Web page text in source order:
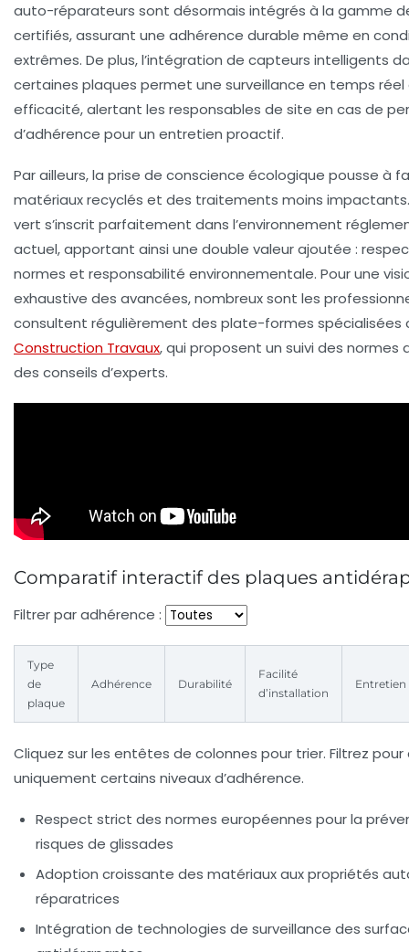
auto-réparateurs sont désormais intégrés à la gamme
certifiés, assurant une adhérence durable même en
extrêmes. De plus, l’intégration de capteurs intelligents
certaines plaques permet une surveillance en temps réel
efficacité, alertant les responsables de site en cas de
d’adhérence pour un entretien proactif.
Par ailleurs, la prise de conscience écologique pousse à
matériaux recyclés et des traitements moins
vert s’inscrit parfaitement dans l’environnement
actuel, apportant ainsi une double valeur ajoutée :
normes et responsabilité environnementale. Pour une
exhaustive des avancées, nombreux sont les
consultent régulièrement des plate-formes spécialisées
Construction Travaux, qui proposent un suivi des normes
des conseils d’experts.
Comparatif interactif des plaques
Filtrer par adhérence :
Type
de
plaque
Adhérence Durabilité
Facilité
d’installation
Entretien
Cliquez sur les entêtes de colonnes pour trier. Filtrez
uniquement certains niveaux d’adhérence.
Respect strict des normes européennes pour la
risques de glissades
Adoption croissante des matériaux aux propriétés
réparatrices
Intégration de technologies de surveillance des